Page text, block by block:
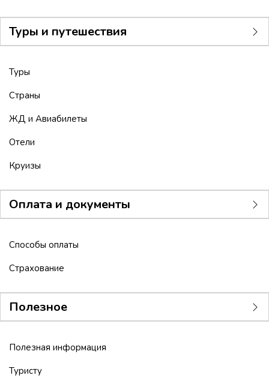
Туры и путешествия
Туры
Страны
ЖД и Авиабилеты
Отели
Круизы
Оплата и документы
Способы оплаты
Страхование
Полезное
Полезная информация
Туристу